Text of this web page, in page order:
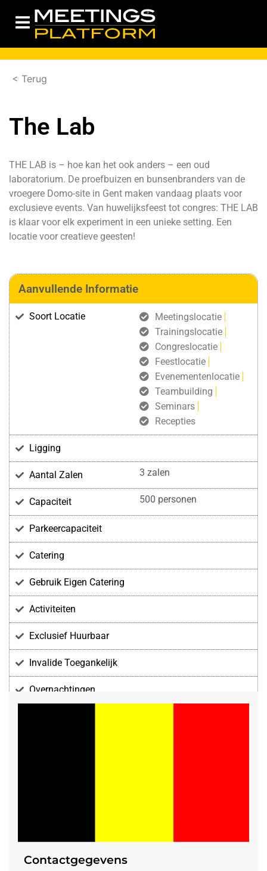
< Terug
The Lab
THE LAB is – hoe kan het ook anders – een oud
laboratorium. De proefbuizen en bunsenbranders van de
vroegere Domo-site in Gent maken vandaag plaats voor
exclusieve events. Van huwelijksfeest tot congres: THE LAB
is klaar voor elk experiment in een unieke setting. Een
locatie voor creatieve geesten!
Aanvullende Informatie
Soort Locatie
Meetingslocatie
Trainingslocatie
Congreslocatie
Feestlocatie
Evenementenlocatie
Teambuilding
Seminars
Recepties
Ligging
Aantal Zalen 3 zalen
Capaciteit 500 personen
Parkeercapaciteit
Catering
Gebruik Eigen Catering
Activiteiten
Exclusief Huurbaar
Invalide Toegankelijk
Overnachtingen
Contactgegevens